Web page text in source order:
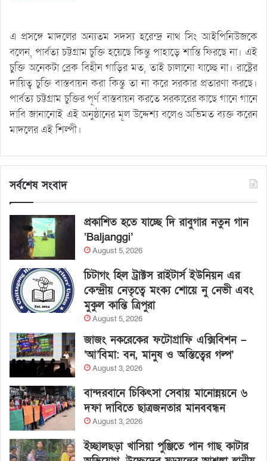
এ প্রসঙ্গে মাদলের অন্যতম সদস্য হরেন্দ্র নাথ সিং আইপিনিউজকে
বলেন, পার্বত্য চট্টগ্রাম চুক্তি হয়েছে কিন্তু পাহাড়ে শান্তি ফিরছে না। এই
চুক্তি অনেকটা ব্রেক বিহীন গাড়ির মত, তাই চালানো যাচ্ছে না। রাষ্ট্রের
দায়িত্ব চুক্তি বাস্তবায়ন করা কিন্তু তা না করে সরকার প্রতারণা করছে।
পার্বত্য চট্টগ্রাম চুক্তির পূর্ণ বাস্তবায়ন করতে সরকারের কাছে গানে গানে
দাবি জানানোই এই অনুষ্ঠানের মূল উদ্দেশ্য বলেও অভিমত ব্যক্ত করেন
মাদলের এই শিল্পী।
সর্বশেষ সংবাদ
প্রকাশিত হতে যাচ্ছে দি রাবুগার নতুন গান
‘Baljanggi’
August 5, 2026
চিটাগং হিল ট্রাক্টস রাইটার্স ইউনিয়ন এর
কেন্দ্রীয় নেতৃত্বে মংক্য শোয়ে নু নেভী এবং
মুকুল কান্তি ত্রিপুরা
August 5, 2026
জাজং নকরেকের ফটোগ্রাফি এক্সিবিশন –
‘আ’বিমা: বন, মানুষ ও অস্তিত্বের গল্প’
August 3, 2026
বান্দরবানে চিকিৎসা সেবায় মানোন্নয়নে ৬
দফা দাবিতে ছাত্রজনতার মানববন্ধন
August 3, 2026
ইচ্ছালছড়া খাসিয়া পুঞ্জিতে পান গাছ কাটার